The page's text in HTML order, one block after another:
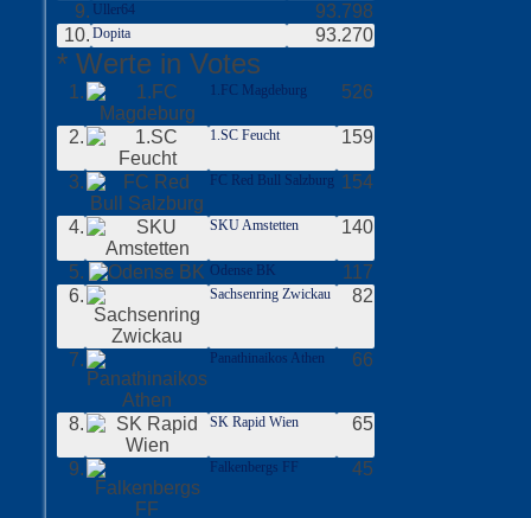
9. Uller64
93.798
10. Dopita 93.270
* Werte in Votes
1. 1.FC Magdeburg 526
2. 1.SC Feucht 159
3. FC Red Bull Salzburg 154
4. SKU Amstetten 140
5. Odense BK
117
6.
Sachsenring Zwickau 82
7. Panathinaikos Athen 66
8. SK Rapid Wien 65
9. Falkenbergs FF 45